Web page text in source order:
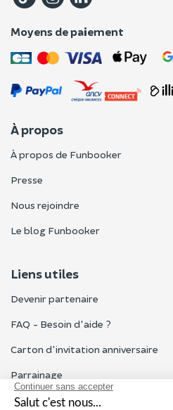
Moyens de paiement
À propos
À propos de Funbooker
Presse
Nous rejoindre
Le blog Funbooker
Liens utiles
Devenir partenaire
FAQ - Besoin d'aide ?
Carton d'invitation anniversaire
Parrainage
Tous les avis Funbooker